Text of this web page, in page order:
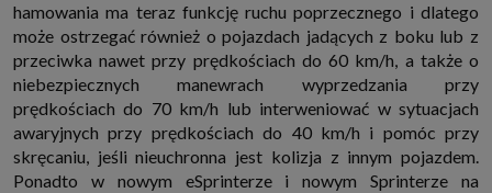
hamowania ma teraz funkcję ruchu poprzecznego i dlatego
może ostrzegać również o pojazdach jadących z boku lub z
przeciwka nawet przy prędkościach do 60 km/h, a także o
niebezpiecznych manewrach wyprzedzania przy
prędkościach do 70 km/h lub interweniować w sytuacjach
awaryjnych przy prędkościach do 40 km/h i pomóc przy
skręcaniu, jeśli nieuchronna jest kolizja z innym pojazdem.
Ponadto w nowym eSprinterze i nowym Sprinterze na